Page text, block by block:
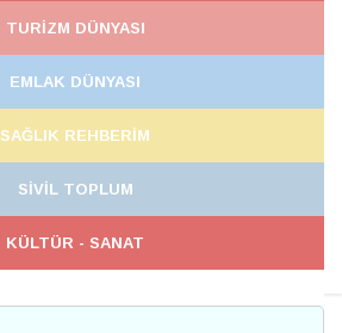
TURİZM DÜNYASI
EMLAK DÜNYASI
SAĞLIK REHBERİM
SİVİL TOPLUM
KÜLTÜR - SANAT